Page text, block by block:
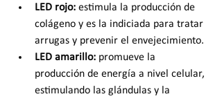
LED rojo: estimula la producción de
colágeno y es la indiciada para tratar
arrugas y prevenir el envejecimiento.
LED amarillo: promueve la
producción de energía a nivel celular,
estimulando las glándulas y la